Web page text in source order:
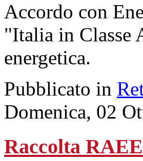
Accordo con
"Italia in Classe
energetica.
Pubblicato in
Domenica, 02
Raccolta